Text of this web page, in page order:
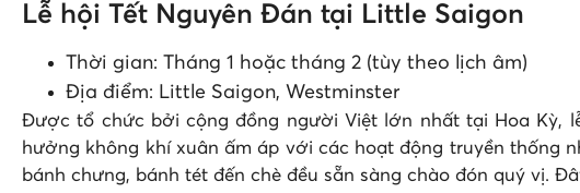
Lễ hội Tết Nguyên Đán tại Little Saigon
Thời gian: Tháng 1 hoặc tháng 2 (tùy theo lịch âm)
Địa điểm: Little Saigon, Westminster
Được tổ chức bởi cộng đồng người Việt lớn nhất tại Hoa Kỳ,
hưởng không khí xuân ấm áp với các hoạt động truyền thống
bánh chưng, bánh tét đến chè đều sẵn sàng chào đón quý vị.